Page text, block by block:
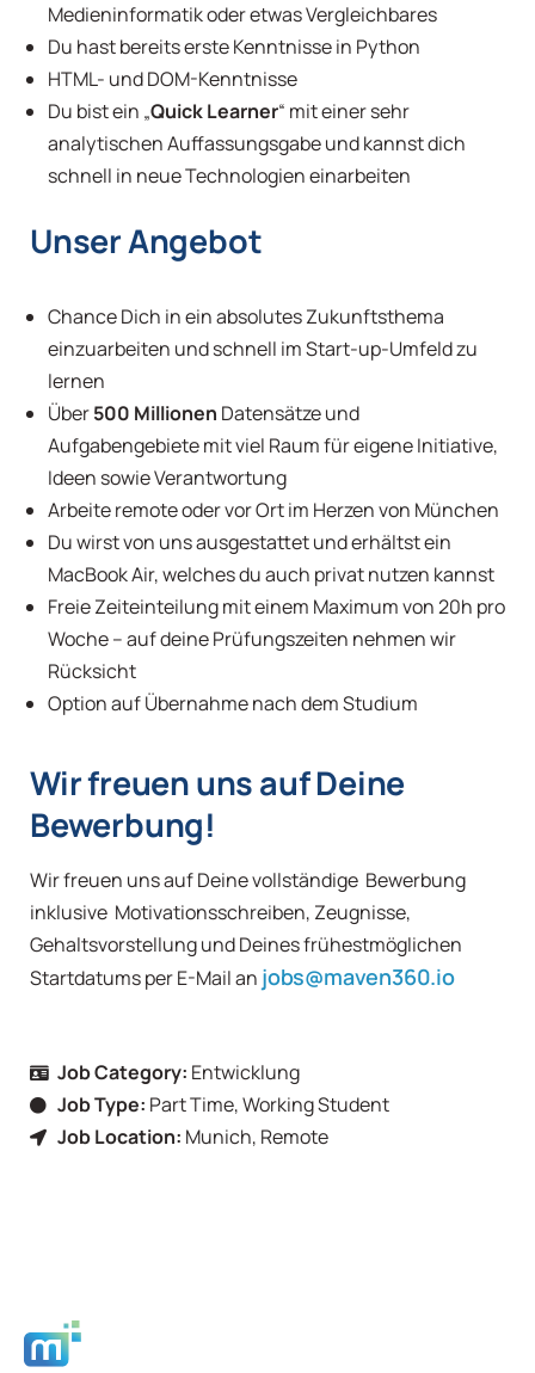
Medieninformatik oder etwas Vergleichbares
Du hast bereits erste Kenntnisse in Python
HTML- und DOM-Kenntnisse
Du bist ein „Quick Learner“ mit einer sehr
analytischen Auffassungsgabe und kannst dich
schnell in neue Technologien einarbeiten
Unser Angebot
Chance Dich in ein absolutes Zukunftsthema
einzuarbeiten und schnell im Start-up-Umfeld zu
lernen
Über500 Millionen Datensätze und
Aufgabengebiete mit viel Raum für eigene Initiative,
Ideen sowie Verantwortung
Arbeite remote oder vor Ort im Herzen von München
Du wirst von uns ausgestattet und erhältst ein
MacBook Air, welches du auch privat nutzen kannst
Freie Zeiteinteilung mit einem Maximum von 20h pro
Woche – auf deine Prüfungszeiten nehmen wir
Rücksicht
Option auf Übernahme nach dem Studium
Wir freuen uns auf Deine
Bewerbung!
Wir freuen uns auf Deine vollständige Bewerbung
inklusive Motivationsschreiben, Zeugnisse,
Gehaltsvorstellung und Deines frühestmöglichen
Startdatums per E-Mail an jobs@maven360.io
Job Category: Entwicklung
Job Type: Part Time, Working Student
Job Location: Munich, Remote